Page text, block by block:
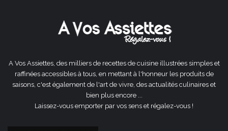
A Vos Assiettes, des milliers de recettes de cuisine illustrées simples et
raffinées accessibles à tous, en mettant à l'honneur les produits de
saisons, c'est également de l'art de vivre, des actualités culinaires et
bien plus encore ...
Laissez-vous emporter par vos sens et régalez-vous !